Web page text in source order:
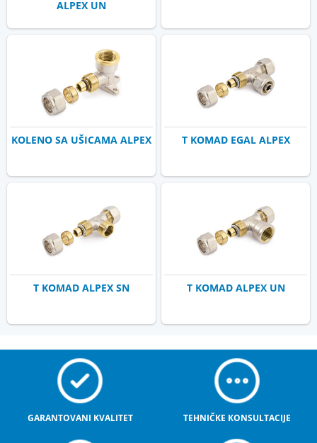
ALPEX UN
KOLENO SA UŠICAMA ALPEX T KOMAD EGAL ALPEX
T KOMAD ALPEX SN T KOMAD ALPEX UN
GARANTOVANI KVALITET TEHNIČKE KONSULTACIJE